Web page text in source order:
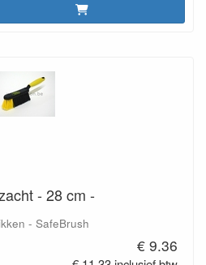
- 28 cm -
- SafeBrush
€ 9.36